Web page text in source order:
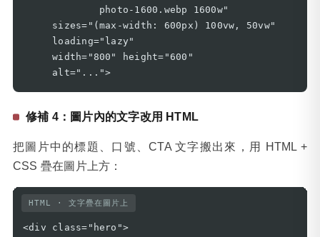
             photo-1600.webp 1600w"
     sizes="(max-width: 600px) 100vw, 50vw"
     loading="lazy"
     width="800" height="600"
     alt="...">
修補 4：圖片內的文字改用 HTML
把圖片中的標題、口號、CTA 文字搬出來，用 HTML +
CSS 疊在圖片上方：
HTML · 文字疊在圖片上
<div class="hero">